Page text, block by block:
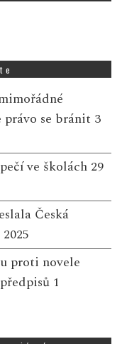
se bránit 3
ve školách 29
Česká
proti novele
1